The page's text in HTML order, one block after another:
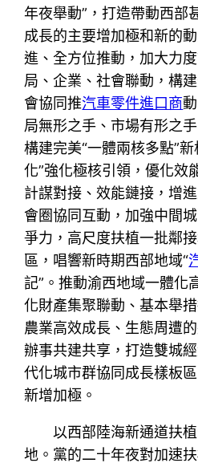
年夜舉動”，打造帶動西部
成長的主要增加極和新的
進、全方位推動，加大力
局、企業、社會聯動，構
會協同推汽車零件進口商
局無形之手、市場有形之
構建完美“一體兩核多點”
化”強化極核引領，優化效
計謀對接、效能鏈接，增
會圈協同互動，加強中間
爭力，高尺度扶植一批鄰
區，唱響新時期西部地域“
記”。推動渝西地域一體化
化財產集聚聯動、基本舉
農業高效成長、生態周遭
辦事共建共享，打造雙城
代化城市群協同成長樣板
新增加極。
以西部陸海新通道扶
地。黨的二十年夜對加速